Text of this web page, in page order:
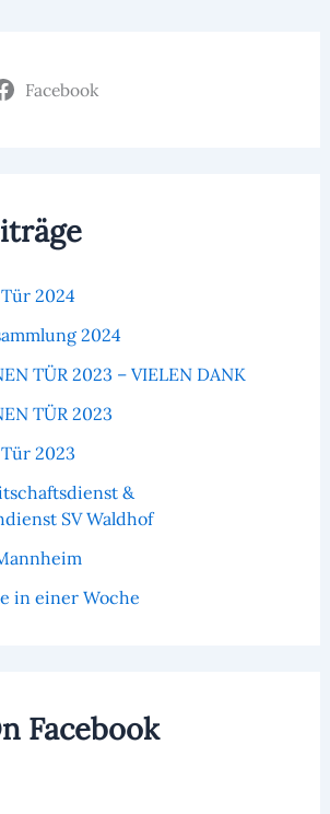
Facebook
2024
2024
TÜR 2023 – VIELEN DANK
TÜR 2023
2023
&
SV Waldhof
in einer Woche
Facebook